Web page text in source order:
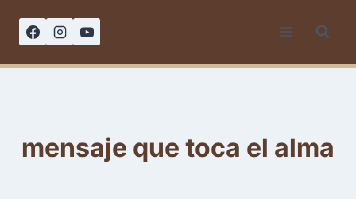
mensaje que toca el alma